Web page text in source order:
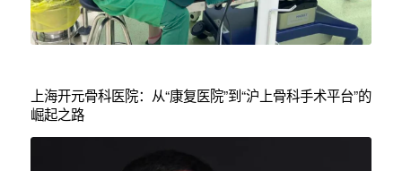
上海开元骨科医院：从“康复医院”到“沪上骨科手术平台”的
崛起之路